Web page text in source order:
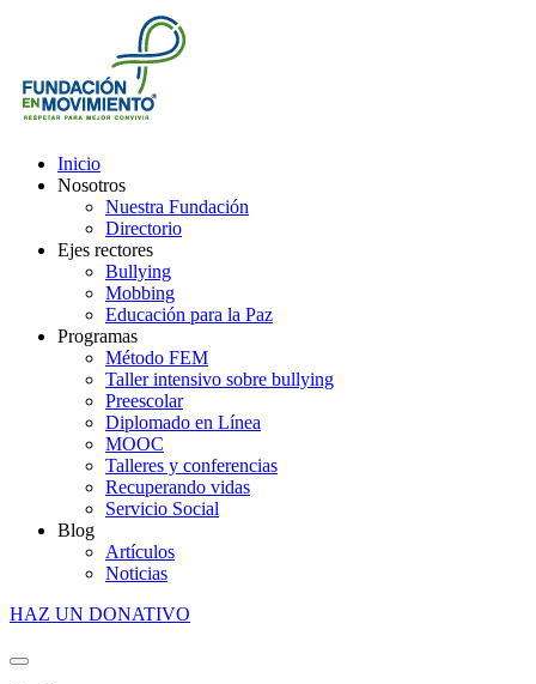
Inicio
Nosotros
Nuestra Fundación
Directorio
Ejes rectores
Bullying
Mobbing
Educación para la Paz
Programas
Método FEM
Taller intensivo sobre bullying
Preescolar
Diplomado en Línea
MOOC
Talleres y conferencias
Recuperando vidas
Servicio Social
Blog
Artículos
Noticias
HAZ UN DONATIVO